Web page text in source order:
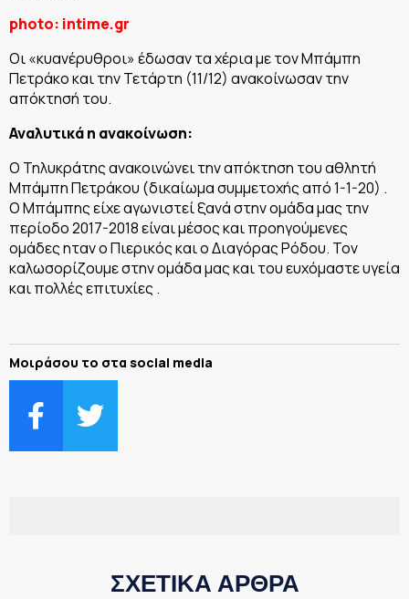
photo: intime.gr
Οι «κυανέρυθροι» έδωσαν τα χέρια με τον Μπάμπη
Πετράκο και την Τετάρτη (11/12) ανακοίνωσαν την
απόκτησή του.
Αναλυτικά η ανακοίνωση:
Ο Τηλυκράτης ανακοινώνει την απόκτηση του αθλητή
Μπάμπη Πετράκου (δικαίωμα συμμετοχής από 1-1-20) .
Ο Μπάμπης είχε αγωνιστεί ξανά στην ομάδα μας την
περίοδο 2017-2018 είναι μέσος και προηγούμενες
ομάδες ηταν ο Πιερικός και ο Διαγόρας Ρόδου. Τον
καλωσορίζουμε στην ομάδα μας και του ευχόμαστε υγεία
και πολλές επιτυχίες .
Μοιράσου το στα social media
ΣΧΕΤΙΚΑ ΑΡΘΡΑ